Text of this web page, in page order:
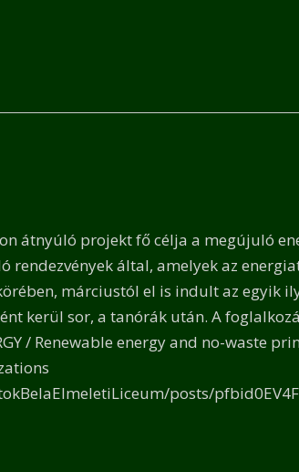
átnyúló projekt fő célja a megújuló
rendezvények által, amelyek az
márciustól el is indult az egyik
kerül sor, a tanórák után. A
/ Renewable energy and no-waste
posts/